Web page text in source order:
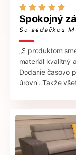
    
Spokojný
So sedačkou
„S produktom
materiál kvalitný
Dodanie časovo
úrovni. Takže